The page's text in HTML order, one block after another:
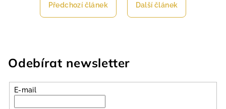
Předchozí článek Další článek
Odebírat newsletter
E-mail